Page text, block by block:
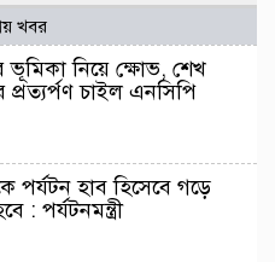
খবর
ভূমিকা নিয়ে ক্ষোভ, শেখ
প্রত্যর্পণ চাইল এনসিপি
পর্যটন হাব হিসেবে গড়ে
: পর্যটনমন্ত্রী